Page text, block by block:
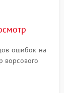
ошибок на
ворсового
клиента о
сильно шумит